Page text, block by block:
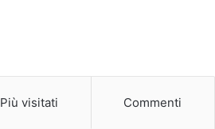
Più visitati Commenti